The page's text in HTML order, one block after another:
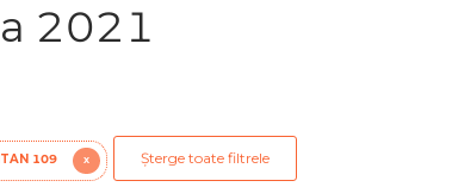
2021
109 X Șterge toate filtrele